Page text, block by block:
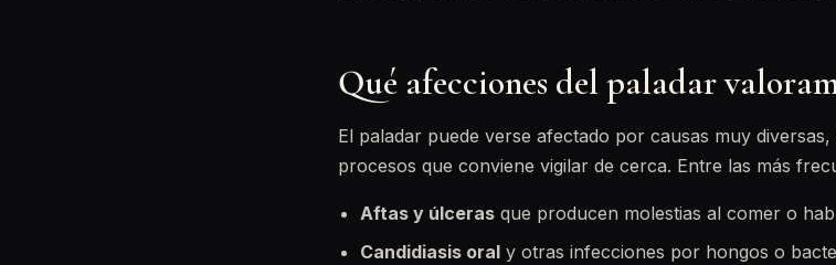
Qué afecciones del paladar
El paladar puede verse afectado por causas muy
procesos que conviene vigilar de cerca. Entre las más
Aftas y úlceras que producen molestias al comer o
Candidiasis oral y otras infecciones por hongos o